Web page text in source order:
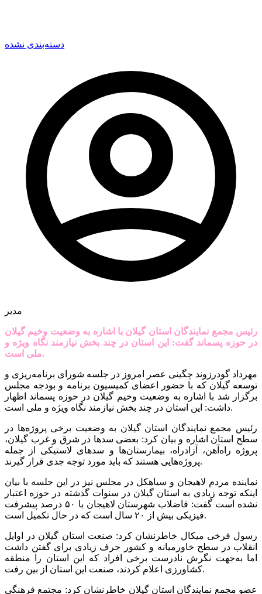
دسته‌بندی نشده
مدیر
رئیس مجمع نمایندگان استان گیلان با اشاره به وضعیت وخیم گیلان
در حوزه پسماند گفت: این استان در چند بخش نیازمند نگاه ویژه و
ملی است.
مهرداد گودرزوند چگینی عصر امروز در جلسه شورای برنامه‌ریزی و
توسعه گیلان که با حضور اعضای کمیسیون برنامه و بودجه مجلس
برگزار شد با اشاره به وضعیت وخیم گیلان در حوزه پسماند اظهار
داشت: این استان در چند بخش نیازمند نگاه ویژه و ملی است.
رئیس مجمع نمایندگان استان گیلان به وضعیت برخی پروژه‌ها در
سطح استان اشاره و بیان کرد: بعضی سدها در شرق و غرب گیلان،
پروژه راه‌آهن، آزادراه، بیمارستان‌ها و سدهای لاستیکی از جمله
پروژه‌هایی هستند که باید مورد توجه جدی قرار گیرند.
نماینده مردم لاهیجان و سیاهکل در مجلس نیز در این جلسه با بیان
اینکه‌ توجه زیادی به استان گیلان در سنوات گذشته در حوزه اعتبار
نشده است گفت: فاضلاب شهرستان لاهیجان با ۵۰ درصد پیشرفت
فیزیکی بیش از ۲۰ سال است که در حال تکمیل است.
رسول فرخی میکال خاطرنشان کرد: صنعت استان گیلان در اوایل
انقلاب در سطح خاورمیانه و کشور حرف زیادی برای گفتن داشت
اما به‌جهت نگرش نادرست برخی افراد که این استان را منطقه
کشاورزی اعلام کردند، صنعت این استان از بین رفت.
عضو مجمع نمایندگان استان گیلان خاطرنشان کرد: مجتمع فرهنگی